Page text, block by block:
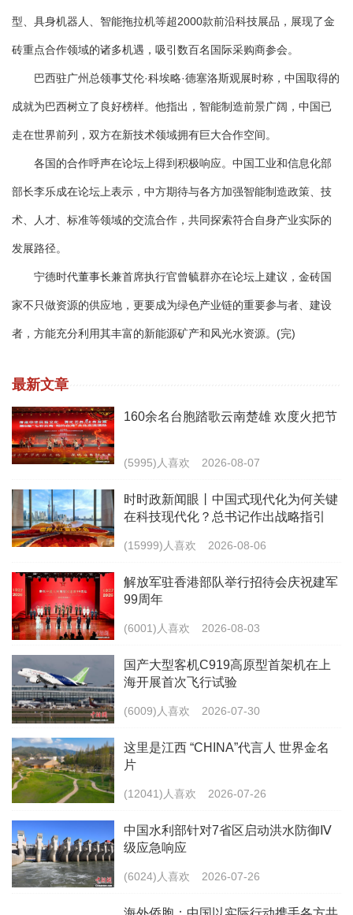
型、具身机器人、智能拖拉机等超2000款前沿科技展品，展现了金
砖重点合作领域的诸多机遇，吸引数百名国际采购商参会。
巴西驻广州总领事艾伦·科埃略·德塞洛斯观展时称，中国取得的
成就为巴西树立了良好榜样。他指出，智能制造前景广阔，中国已
走在世界前列，双方在新技术领域拥有巨大合作空间。
各国的合作呼声在论坛上得到积极响应。中国工业和信息化部
部长李乐成在论坛上表示，中方期待与各方加强智能制造政策、技
术、人才、标准等领域的交流合作，共同探索符合自身产业实际的
发展路径。
宁德时代董事长兼首席执行官曾毓群亦在论坛上建议，金砖国
家不只做资源的供应地，更要成为绿色产业链的重要参与者、建设
者，方能充分利用其丰富的新能源矿产和风光水资源。(完)
最新文章
160余名台胞踏歌云南楚雄 欢度火把节
(5995)人喜欢 2026-08-07
时时政新闻眼丨中国式现代化为何关键
在科技现代化？总书记作出战略指引
(15999)人喜欢 2026-08-06
解放军驻香港部队举行招待会庆祝建军
99周年
(6001)人喜欢 2026-08-03
国产大型客机C919高原型首架机在上
海开展首次飞行试验
(6009)人喜欢 2026-07-30
这里是江西 “CHINA”代言人 世界金名
片
(12041)人喜欢 2026-07-26
中国水利部针对7省区启动洪水防御Ⅳ
级应急响应
(6024)人喜欢 2026-07-26